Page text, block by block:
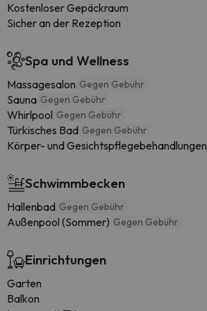
Kostenloser Gepäckraum
Sicher an der Rezeption
Spa und Wellness
Massagesalon Gegen Gebühr
Sauna Gegen Gebühr
Whirlpool Gegen Gebühr
Türkisches Bad Gegen Gebühr
Körper- und Gesichtspflegebehandlungen
Schwimmbecken
Hallenbad Gegen Gebühr
Außenpool (Sommer) Gegen Gebühr
Einrichtungen
Garten
Balkon